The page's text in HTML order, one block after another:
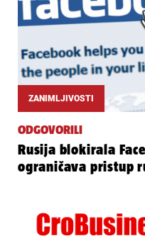
ZANIMLJIVOSTI
ODGOVORILI
Rusija blokirala
ograničava pristup